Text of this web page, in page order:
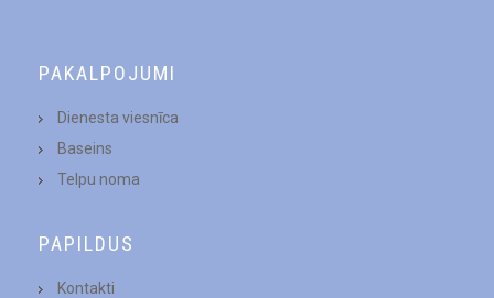
PAKALPOJUMI
Dienesta viesnīca
Baseins
Telpu noma
PAPILDUS
Kontakti